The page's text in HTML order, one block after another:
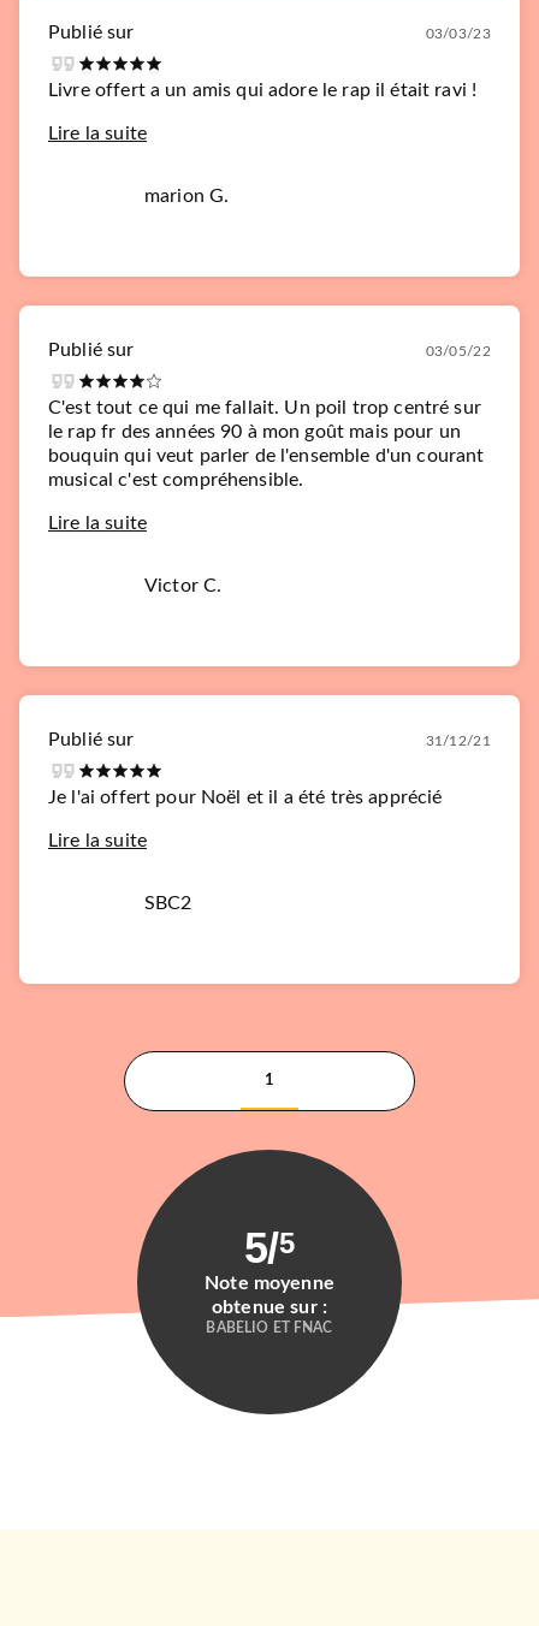
Publié sur 03/03/23
Livre offert a un amis qui adore le rap il était ravi !
Lire la suite
marion G.
Publié sur 03/05/22
C'est tout ce qui me fallait. Un poil trop centré sur
le rap fr des années 90 à mon goût mais pour un
bouquin qui veut parler de l'ensemble d'un courant
musical c'est compréhensible.
Lire la suite
Victor C.
Publié sur 31/12/21
Je l'ai offert pour Noël et il a été très apprécié
Lire la suite
SBC2
1
5/5
Note moyenne
obtenue sur :
BABELIO ET FNAC